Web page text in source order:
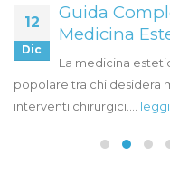
12
Dic
Guida
Medicina
La medicina
popolare tra chi desidera
interventi chirurgici....